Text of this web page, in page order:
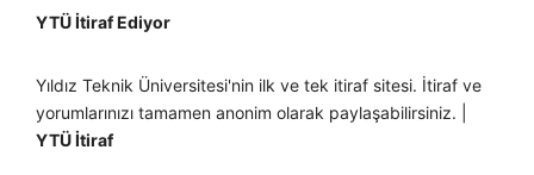
YTÜ İtiraf Ediyor
Yıldız Teknik Üniversitesi'nin ilk ve tek itiraf sitesi. İtiraf ve
yorumlarınızı tamamen anonim olarak paylaşabilirsiniz. |
YTÜ İtiraf